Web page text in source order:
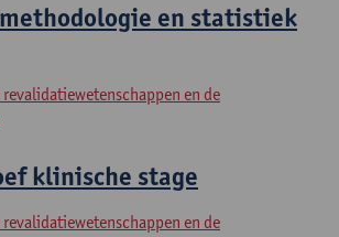
en statistiek
en de
klinische stage
en de